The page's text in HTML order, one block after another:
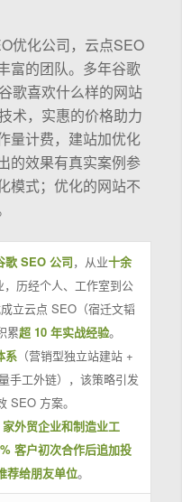
优化公司，云点SEO
富的团队。多年谷歌
歌喜欢什么样的网站
术，实惠的价格助力
量计费，建站加优化
的效果有真实案例参
模式；优化的网站不
歌 SEO 公司，从业十余
历经个人、工作室到公
立云点 SEO（宿迁文韬
累超 10 年实战经验。
系（营销型独立站建站 +
手工外链），该策略引发
SEO 方案。
外贸企业和制造业工
客户初次合作后追加投
荐给朋友单位。